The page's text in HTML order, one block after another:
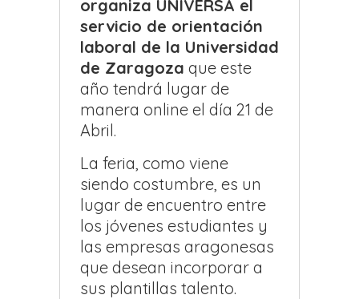
organiza UNIVERSA el
servicio de orientación
laboral de la Universidad
de Zaragoza que este
año tendrá lugar de
manera online el día 21 de
Abril.
La feria, como viene
siendo costumbre, es un
lugar de encuentro entre
los jóvenes estudiantes y
las empresas aragonesas
que desean incorporar a
sus plantillas talento.